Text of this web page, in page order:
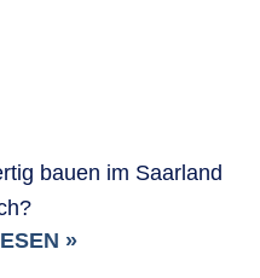
bauen im Saarland
»